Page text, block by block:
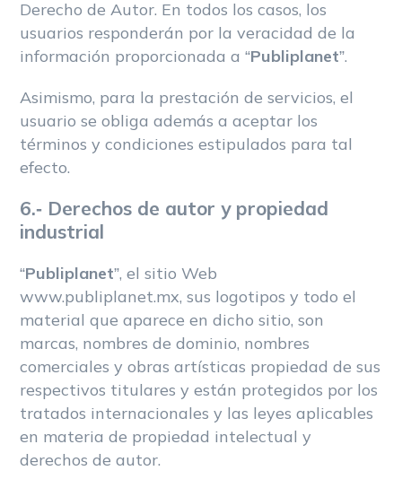
Derecho de Autor. En todos los casos, los
usuarios responderán por la veracidad de la
información proporcionada a “Publiplanet”.
Asimismo, para la prestación de servicios, el
usuario se obliga además a aceptar los
términos y condiciones estipulados para tal
efecto.
6.- Derechos de autor y propiedad
industrial
“Publiplanet”, el sitio Web
www.publiplanet.mx, sus logotipos y todo el
material que aparece en dicho sitio, son
marcas, nombres de dominio, nombres
comerciales y obras artísticas propiedad de sus
respectivos titulares y están protegidos por los
tratados internacionales y las leyes aplicables
en materia de propiedad intelectual y
derechos de autor.